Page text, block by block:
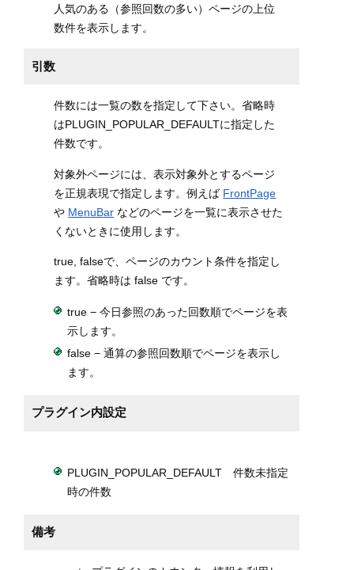
人気のある（参照回数の多い）ページの上位
数件を表示します。
引数
件数には一覧の数を指定して下さい。省略時
はPLUGIN_POPULAR_DEFAULTに指定した
件数です。
対象外ページには、表示対象外とするページ
を正規表現で指定します。例えば FrontPage
や MenuBar などのページを一覧に表示させた
くないときに使用します。
true, falseで、ページのカウント条件を指定し
ます。省略時は false です。
true − 今日参照のあった回数順でページを表
示します。
false − 通算の参照回数順でページを表示し
ます。
プラグイン内設定
PLUGIN_POPULAR_DEFAULT 件数未指定
時の件数
備考